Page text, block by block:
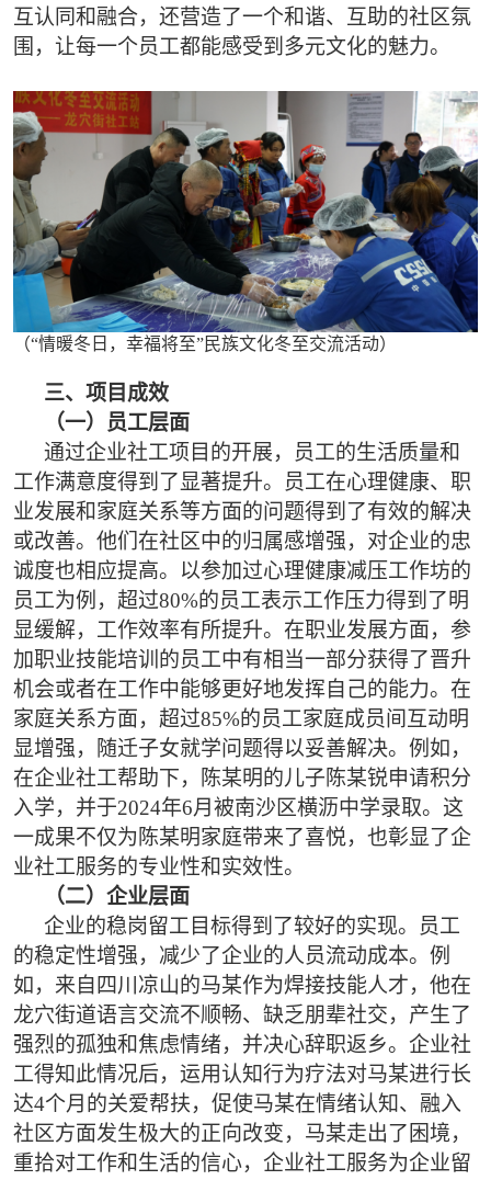
互认同和融合，还营造了一个和谐、互助的社区氛
围，让每一个员工都能感受到多元文化的魅力。
（“情暖冬日，幸福将至”民族文化冬至交流活动）
三、项目成效
（一）员工层面
通过企业社工项目的开展，员工的生活质量和
工作满意度得到了显著提升。员工在心理健康、职
业发展和家庭关系等方面的问题得到了有效的解决
或改善。他们在社区中的归属感增强，对企业的忠
诚度也相应提高。以参加过心理健康减压工作坊的
员工为例，超过80%的员工表示工作压力得到了明
显缓解，工作效率有所提升。在职业发展方面，参
加职业技能培训的员工中有相当一部分获得了晋升
机会或者在工作中能够更好地发挥自己的能力。在
家庭关系方面，超过85%的员工家庭成员间互动明
显增强，随迁子女就学问题得以妥善解决。例如，
在企业社工帮助下，陈某明的儿子陈某锐申请积分
入学，并于2024年6月被南沙区横沥中学录取。这
一成果不仅为陈某明家庭带来了喜悦，也彰显了企
业社工服务的专业性和实效性。
（二）企业层面
企业的稳岗留工目标得到了较好的实现。员工
的稳定性增强，减少了企业的人员流动成本。例
如，来自四川凉山的马某作为焊接技能人才，他在
龙穴街道语言交流不顺畅、缺乏朋辈社交，产生了
强烈的孤独和焦虑情绪，并决心辞职返乡。企业社
工得知此情况后，运用认知行为疗法对马某进行长
达4个月的关爱帮扶，促使马某在情绪认知、融入
社区方面发生极大的正向改变，马某走出了困境，
重拾对工作和生活的信心，企业社工服务为企业留